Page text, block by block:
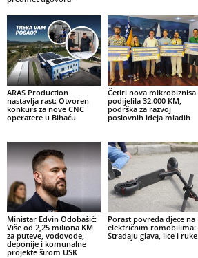
ARAS Production
nastavlja rast: Otvoren
konkurs za nove CNC
operatere u Bihaću
Četiri nova mikrobiznisa
podijelila 32.000 KM,
podrška za razvoj
poslovnih ideja mladih
Ministar Edvin Odobašić:
Više od 2,25 miliona KM
za puteve, vodovode,
deponije i komunalne
projekte širom USK
Porast povreda djece na
električnim romobilima:
Stradaju glava, lice i ruke